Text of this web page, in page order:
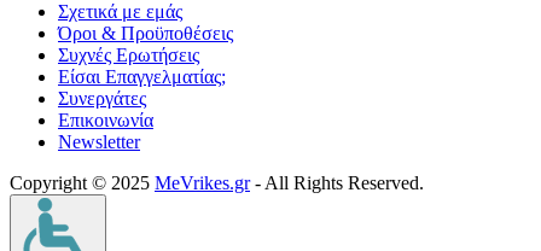
Σχετικά με εμάς
Όροι & Προϋποθέσεις
Συχνές Ερωτήσεις
Είσαι Επαγγελματίας;
Συνεργάτες
Επικοινωνία
Νewsletter
Copyright © 2025 MeVrikes.gr- All Rights Reserved.